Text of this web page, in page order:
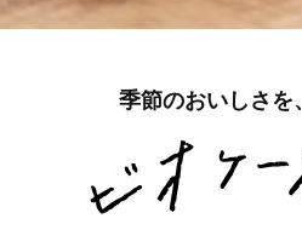
季節のおいしさを